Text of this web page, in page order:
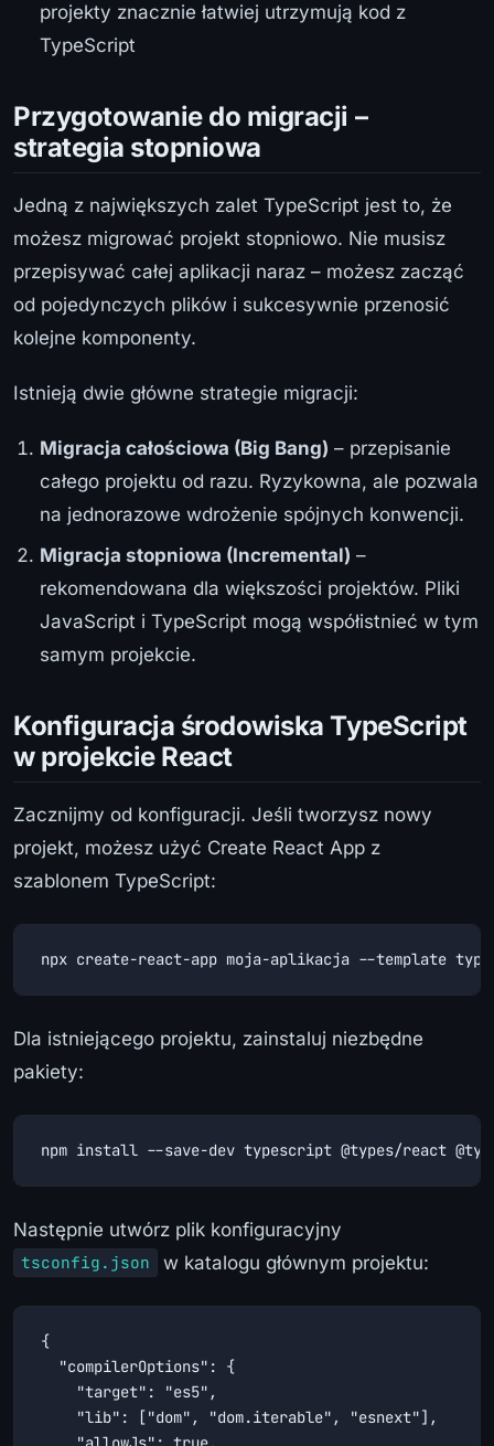
projekty znacznie łatwiej utrzymują kod z
TypeScript
Przygotowanie do migracji –
strategia stopniowa
Jedną z największych zalet TypeScript jest to, że
możesz migrować projekt stopniowo. Nie musisz
przepisywać całej aplikacji naraz – możesz zacząć
od pojedynczych plików i sukcesywnie przenosić
kolejne komponenty.
Istnieją dwie główne strategie migracji:
Migracja całościowa (Big Bang) – przepisanie
całego projektu od razu. Ryzykowna, ale pozwala
na jednorazowe wdrożenie spójnych konwencji.
Migracja stopniowa (Incremental) –
rekomendowana dla większości projektów. Pliki
JavaScript i TypeScript mogą współistnieć w tym
samym projekcie.
Konfiguracja środowiska TypeScript
w projekcie React
Zacznijmy od konfiguracji. Jeśli tworzysz nowy
projekt, możesz użyć Create React App z
szablonem TypeScript:
npx create-react-app moja-aplikacja --template
Dla istniejącego projektu, zainstaluj niezbędne
pakiety:
npm install --save-dev typescript @types/react
Następnie utwórz plik konfiguracyjny
tsconfig.json w katalogu głównym projektu:
{
  "compilerOptions": {
    "target": "es5",
    "lib": ["dom", "dom.iterable", "esnext"],